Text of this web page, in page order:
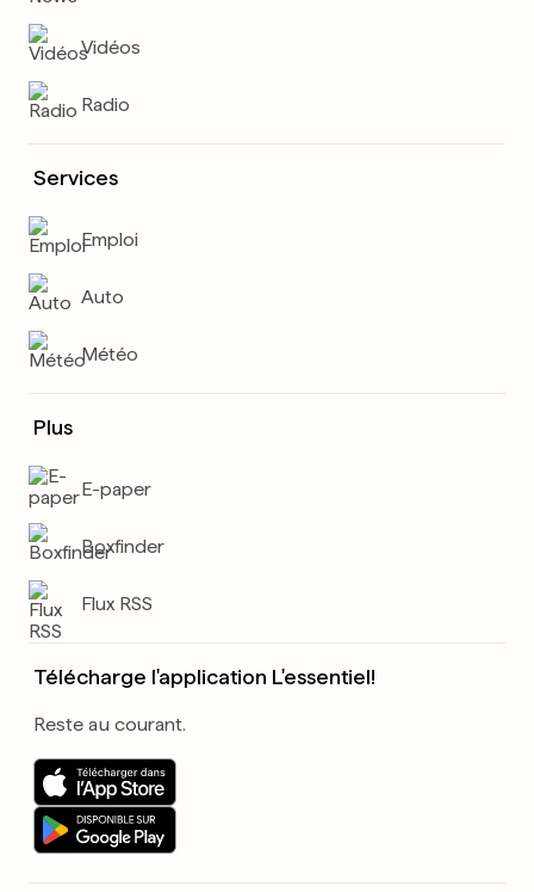
Vidéos
Radio
Services
Emploi
Auto
Météo
Plus
E-paper
Boxfinder
Flux RSS
Télécharge l'application L'essentiel!
Reste au courant.